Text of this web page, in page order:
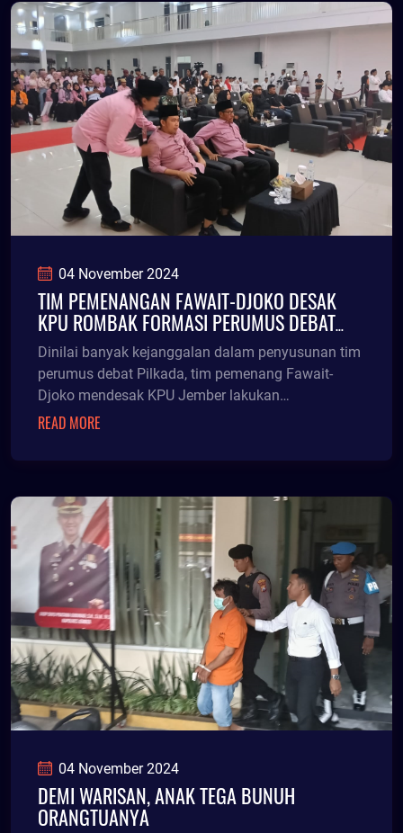
Hadi Sasmito akan diperiksa tim penyidik.
Statusnya diperiksa sebagai tersangka atas
perkara tersebut.
04 November 2024
TIM PEMENANGAN FAWAIT-DJOKO DESAK
KPU ROMBAK FORMASI PERUMUS DEBAT
PILKADA
Dinilai banyak kejanggalan dalam penyusunan tim
perumus debat Pilkada, tim pemenang Fawait-
Djoko mendesak KPU Jember lakukan
perombakan. Ke
READ MORE
04 November 2024
DEMI WARISAN, ANAK TEGA BUNUH
ORANGTUANYA